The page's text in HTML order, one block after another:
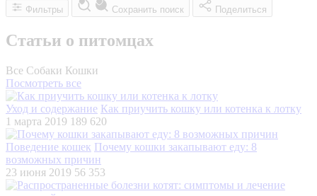
Фильтры Сохранить поиск Поделиться
Статьи о питомцах
Все Собаки Кошки
Посмотреть все
Уход и содержание Как приучить кошку или котенка к лотку
1 марта 2019 189 620
Поведение кошек Почему кошки закапывают еду: 8
возможных причин
23 июня 2019 56 353